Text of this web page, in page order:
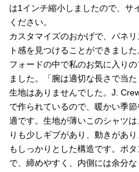
は1インチ縮小しましたので、サ
ください。
カスタマイズのおかげで、パネ
ト感を見つけることができまし
フォードの中で私のお気に入り
ました。「腕は適切な長さで当
生地はありませんでした。J.
で作られているので、暖かい季
適です。生地が薄いこのシャツ
りも少しギブがあり、動きがあ
もしっかりとした構造です。ボ
で、締めやすく、内側には余分